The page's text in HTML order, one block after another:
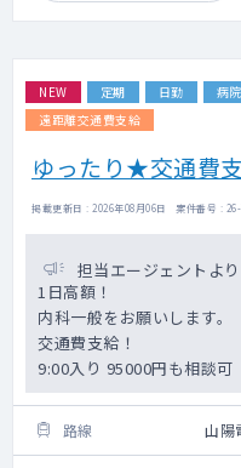
NEW 定期 日勤 病院
遠距離交通費支給
ゆったり★交通費
掲載更新日 : 2026年08月06日 案件番号 : 26-
担当エージェントより
1日高額！
内科一般をお願いします。
交通費支給！
9:00入り 95000円も相談可
路線 山陽